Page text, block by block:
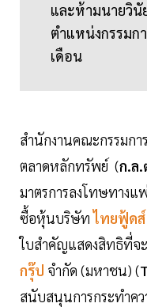
และห้ามนายวินั
ตำแหน่งกรรมก
เดือน
สำนักงานคณะกรรมก
ตลาดหลักทรัพย์ (ก.ล.
มาตรการลงโทษทางแ
ซื้อหุ้นบริษัทไทยฟู้ดส์
ใบสำคัญแสดงสิทธิที่
กรุ๊ป จำกัด (มหาชน) (
สนับสนุนการกระทำคว